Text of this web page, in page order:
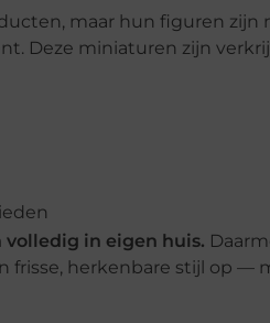
maar hun figuren zijn
Deze miniaturen zijn
in eigen huis.
frisse, herkenbare stijl op —